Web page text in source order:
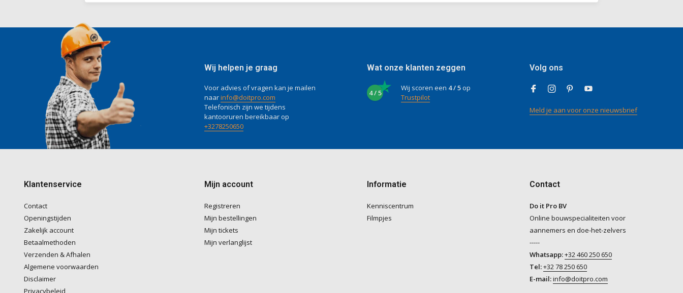
Wij helpen je graag
Voor advies of vragen kan je mailen
naarinfo@doitpro.com
Telefonisch zijn we tijdens
kantooruren bereikbaar op
+3278250650
Wat onze klanten zeggen
4 / 5
Wij scoren een 4 / 5op
Trustpilot
Volg ons
Meld je aan voor onze nieuwsbrief
Klantenservice
Contact
Openingstijden
Zakelijk account
Betaalmethoden
Verzenden & Afhalen
Algemene voorwaarden
Disclaimer
Privacybeleid
Mijn account
Registreren
Mijn bestellingen
Mijn tickets
Mijn verlanglijst
Informatie
Kenniscentrum
Filmpjes
Contact
Do it Pro BV
Online bouwspecialiteiten voor
aannemers en doe-het-zelvers
-----
Whatsapp:+32 460 250 650
Tel:+32 78 250 650
E-mail:info@doitpro.com